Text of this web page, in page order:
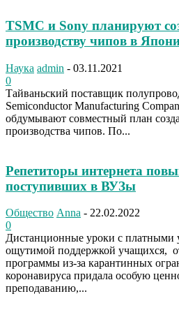
TSMC и Sony планируют
производству чипов в
Наука admin - 03.11.2021
0
Тайваньский поставщик
Semiconductor Manufacturing
обдумывают совместный план
производства чипов. По...
Репетиторы интернета
поступивших в ВУЗы
Общество Anna - 22.02.2022
0
Дистанционные уроки с платными
ощутимой поддержкой учащихся,
программы из-за карантинных
коронавируса придала особую
преподаванию,...